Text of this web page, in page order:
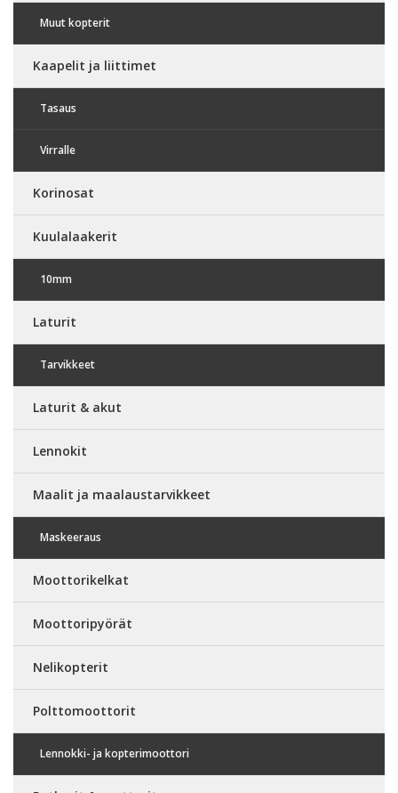
Muut kopterit
Kaapelit ja liittimet
Tasaus
Virralle
Korinosat
Kuulalaakerit
10mm
Laturit
Tarvikkeet
Laturit & akut
Lennokit
Maalit ja maalaustarvikkeet
Maskeeraus
Moottorikelkat
Moottoripyörät
Nelikopterit
Polttomoottorit
Lennokki- ja kopterimoottori